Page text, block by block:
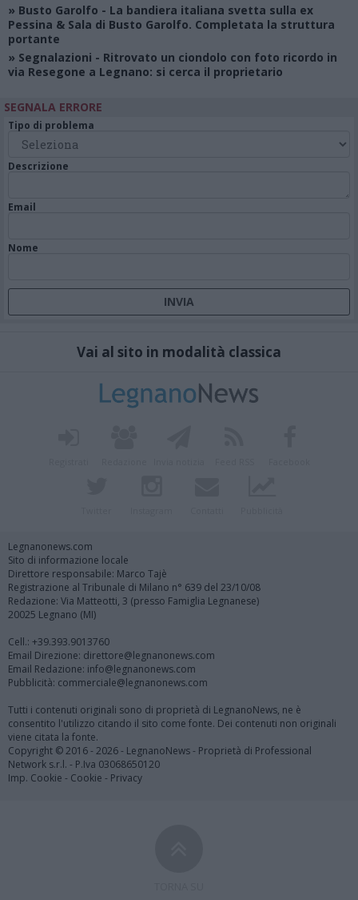
» Busto Garolfo - La bandiera italiana svetta sulla ex
Pessina & Sala di Busto Garolfo. Completata la struttura
portante
» Segnalazioni - Ritrovato un ciondolo con foto ricordo in
via Resegone a Legnano: si cerca il proprietario
SEGNALA ERRORE
Tipo di problema
Descrizione
Email
Nome
Vai al sito in modalità classica
Legnanonews.com
Sito di informazione locale
Direttore responsabile: Marco Tajè
Registrazione al Tribunale di Milano n° 639 del 23/10/08
Redazione: Via Matteotti, 3 (presso Famiglia Legnanese)
20025 Legnano (MI)
Cell.: +39.393.9013760
Email Direzione: direttore@legnanonews.com
Email Redazione: info@legnanonews.com
Pubblicità: commerciale@legnanonews.com
Tutti i contenuti originali sono di proprietà di LegnanoNews, ne è
consentito l'utilizzo citando il sito come fonte. Dei contenuti non originali
viene citata la fonte.
Copyright © 2016 - 2026 - LegnanoNews - Proprietà di Professional
Network s.r.l. - P.Iva 03068650120
Imp. Cookie - Cookie - Privacy